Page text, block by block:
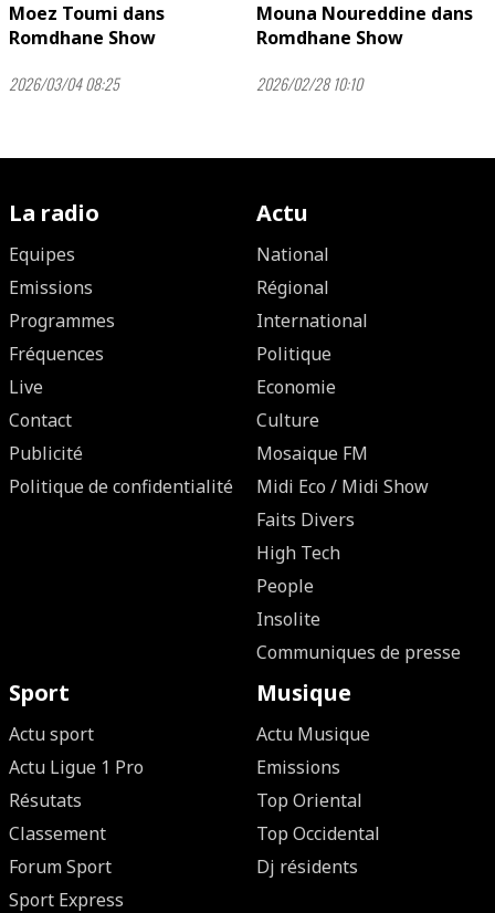
Moez Toumi dans
Romdhane Show
2026/03/04 08:25
Mouna Noureddine dans
Romdhane Show
2026/02/28 10:10
La radio
Equipes
Emissions
Programmes
Fréquences
Live
Contact
Publicité
Politique de confidentialité
Actu
National
Régional
International
Politique
Economie
Culture
Mosaique FM
Midi Eco / Midi Show
Faits Divers
High Tech
People
Insolite
Communiques de presse
Sport
Actu sport
Actu Ligue 1 Pro
Résutats
Classement
Forum Sport
Sport Express
Musique
Actu Musique
Emissions
Top Oriental
Top Occidental
Dj résidents